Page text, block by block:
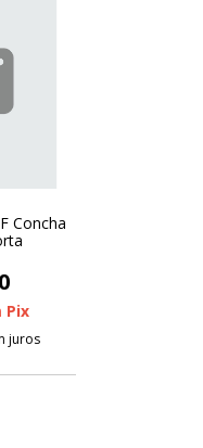
Concha
Pix
juros